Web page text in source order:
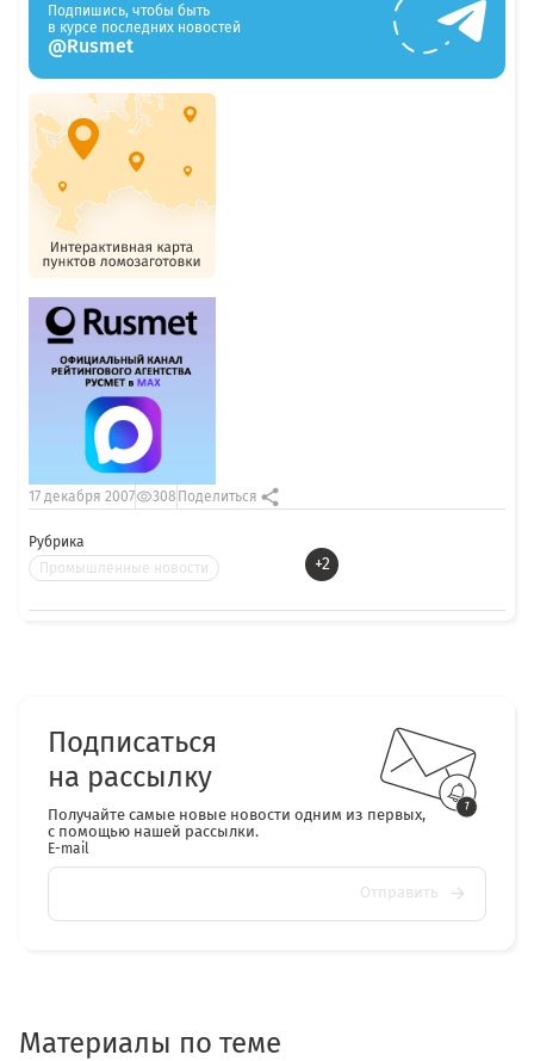
Рубрика
Промышленные новости
+2
17 декабря 2007 308 Поделиться
Подпишись, чтобы быть
в курсе последних новостей
@Rusmet
Подписаться
на рассылку
Получайте самые новые новости одним из первых,
с помощью нашей рассылки.
E-mail
Отправить
Материалы по теме